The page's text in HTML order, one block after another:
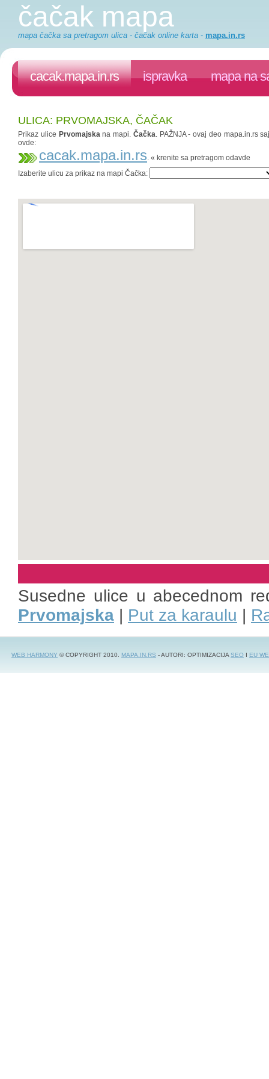
čačak mapa
mapa čačka sa pretragom ulica - čačak online karta - mapa.in.rs
cacak.mapa.in.rs ispravka mapa na
ULICA: PRVOMAJSKA, ČAČAK
Prikaz ulice Prvomajskana mapi. Čačka. PAŽNJA - ovaj deo mapa.in.rs
ovde:
cacak.mapa.in.rs. « krenite sa pretragom odavde
Izaberite ulicu za prikaz na mapi Čačka:
Susedne ulice u abecednom
Prvomajska | Put za karaulu |
WEB HARMONY © COPYRIGHT 2010. MAPA.IN.RS - AUTORI: OPTIMIZACIJASEO I EU